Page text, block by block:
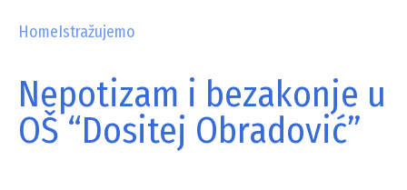
HomeIstražujemo
Nepotizam i bezakonje u
OŠ “Dositej Obradović”